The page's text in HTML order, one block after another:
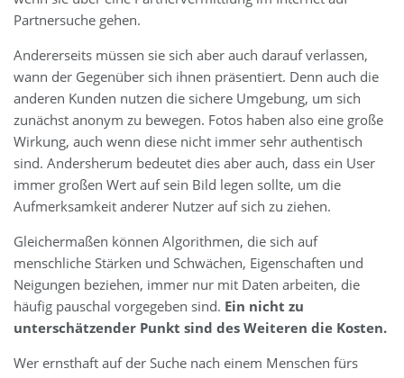
Partnersuche gehen.
Andererseits müssen sie sich aber auch darauf verlassen,
wann der Gegenüber sich ihnen präsentiert. Denn auch die
anderen Kunden nutzen die sichere Umgebung, um sich
zunächst anonym zu bewegen. Fotos haben also eine große
Wirkung, auch wenn diese nicht immer sehr authentisch
sind. Andersherum bedeutet dies aber auch, dass ein User
immer großen Wert auf sein Bild legen sollte, um die
Aufmerksamkeit anderer Nutzer auf sich zu ziehen.
Gleichermaßen können Algorithmen, die sich auf
menschliche Stärken und Schwächen, Eigenschaften und
Neigungen beziehen, immer nur mit Daten arbeiten, die
häufig pauschal vorgegeben sind. Ein nicht zu
unterschätzender Punkt sind des Weiteren die Kosten.
Wer ernsthaft auf der Suche nach einem Menschen fürs